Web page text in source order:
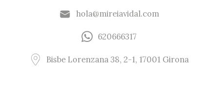
hola@mireiavidal.com
620666317
Bisbe Lorenzana 38, 2-1, 17001 Girona